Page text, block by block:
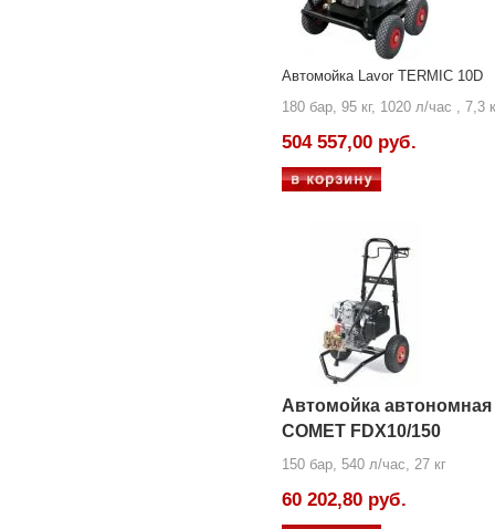
Автомойка Lavor TERMIC 10D
180 бар, 95 кг, 1020 л/час , 7,3
504 557,00 руб.
Автомойка автономная
COMET FDX10/150
150 бар, 540 л/час, 27 кг
60 202,80 руб.